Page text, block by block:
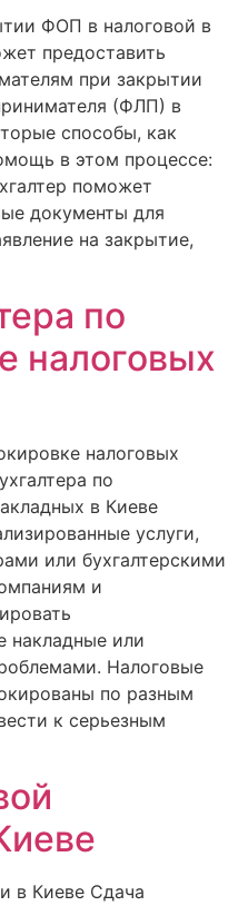
ФОП в налоговой в
предоставить
при закрытии
(ФЛП) в
способы, как
в этом процессе:
поможет
документы для
на закрытие,
по
налоговых
налоговых
по
в Киеве
услуги,
или бухгалтерскими
и
накладные или
Налоговые
по разным
к серьезным
в Киеве Сдача